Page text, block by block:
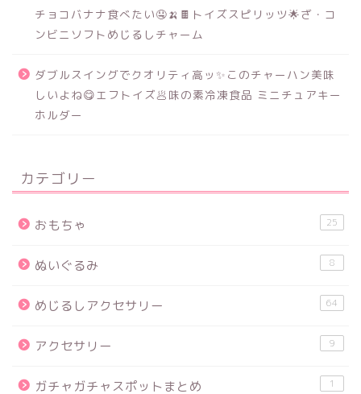
チョコバナナ食べたい🤤🍌🍫トイズスピリッツ🌟ざ・コ
ンビニソフトめじるしチャーム
ダブルスイングでクオリティ高ッ✨このチャーハン美味
しいよね😋エフトイズ🥟味の素冷凍食品 ミニチュアキー
ホルダー
カテゴリー
おもちゃ 25
ぬいぐるみ 8
めじるしアクセサリー 64
アクセサリー 9
ガチャガチャスポットまとめ 1